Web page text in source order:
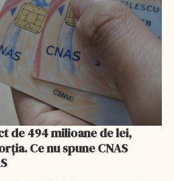
Ce nu spune CNAS